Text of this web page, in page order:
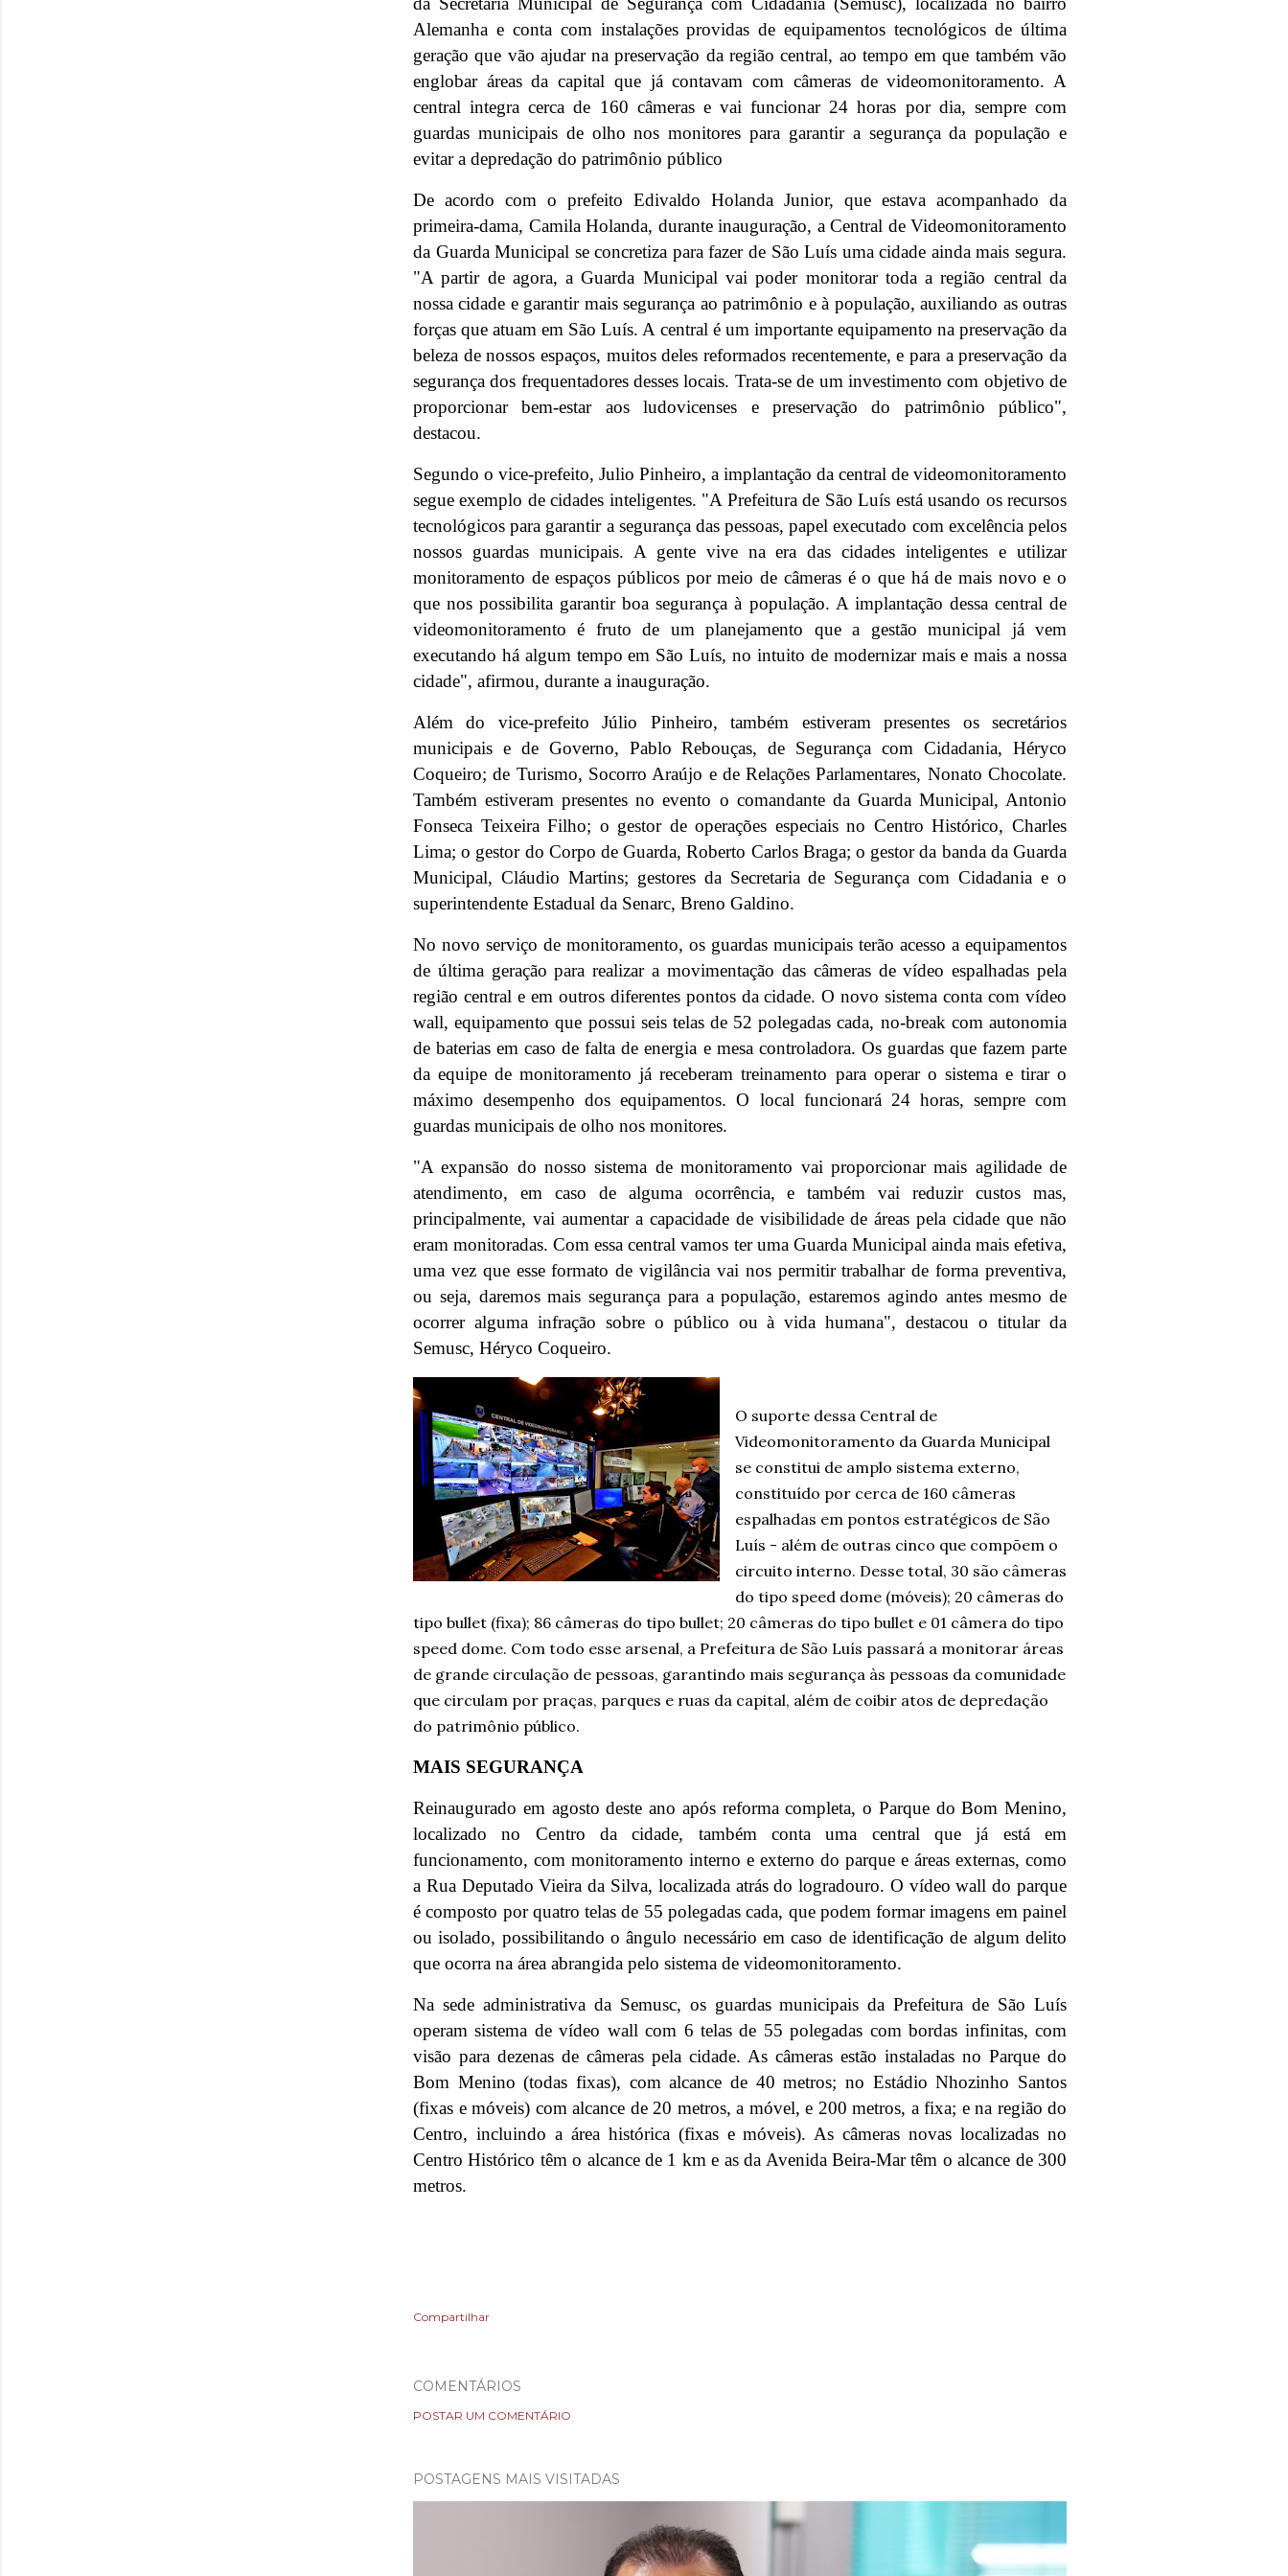
Alemanha e conta com instalações providas de equipamentos tecnológicos de última
geração que vão ajudar na preservação da região central, ao tempo em que também vão
englobar áreas da capital que já contavam com câmeras de videomonitoramento. A
central integra cerca de 160 câmeras e vai funcionar 24 horas por dia, sempre com
guardas municipais de olho nos monitores para garantir a segurança da população e
evitar a depredação do patrimônio público
De acordo com o prefeito Edivaldo Holanda Junior, que estava acompanhado da
primeira-dama, Camila Holanda, durante inauguração, a Central de Videomonitoramento
da Guarda Municipal se concretiza para fazer de São Luís uma cidade ainda mais segura.
"A partir de agora, a Guarda Municipal vai poder monitorar toda a região central da
nossa cidade e garantir mais segurança ao patrimônio e à população, auxiliando as outras
forças que atuam em São Luís. A central é um importante equipamento na preservação da
beleza de nossos espaços, muitos deles reformados recentemente, e para a preservação da
segurança dos frequentadores desses locais. Trata-se de um investimento com objetivo de
proporcionar bem-estar aos ludovicenses e preservação do patrimônio público",
destacou.
Segundo o vice-prefeito, Julio Pinheiro, a implantação da central de videomonitoramento
segue exemplo de cidades inteligentes. "A Prefeitura de São Luís está usando os recursos
tecnológicos para garantir a segurança das pessoas, papel executado com excelência pelos
nossos guardas municipais. A gente vive na era das cidades inteligentes e utilizar
monitoramento de espaços públicos por meio de câmeras é o que há de mais novo e o
que nos possibilita garantir boa segurança à população. A implantação dessa central de
videomonitoramento é fruto de um planejamento que a gestão municipal já vem
executando há algum tempo em São Luís, no intuito de modernizar mais e mais a nossa
cidade", afirmou, durante a inauguração.
Além do vice-prefeito Júlio Pinheiro, também estiveram presentes os secretários
municipais e de Governo, Pablo Rebouças, de Segurança com Cidadania, Héryco
Coqueiro; de Turismo, Socorro Araújo e de Relações Parlamentares, Nonato Chocolate.
Também estiveram presentes no evento o comandante da Guarda Municipal, Antonio
Fonseca Teixeira Filho; o gestor de operações especiais no Centro Histórico, Charles
Lima; o gestor do Corpo de Guarda, Roberto Carlos Braga; o gestor da banda da Guarda
Municipal, Cláudio Martins; gestores da Secretaria de Segurança com Cidadania e o
superintendente Estadual da Senarc, Breno Galdino.
No novo serviço de monitoramento, os guardas municipais terão acesso a equipamentos
de última geração para realizar a movimentação das câmeras de vídeo espalhadas pela
região central e em outros diferentes pontos da cidade. O novo sistema conta com vídeo
wall, equipamento que possui seis telas de 52 polegadas cada, no-break com autonomia
de baterias em caso de falta de energia e mesa controladora. Os guardas que fazem parte
da equipe de monitoramento já receberam treinamento para operar o sistema e tirar o
máximo desempenho dos equipamentos. O local funcionará 24 horas, sempre com
guardas municipais de olho nos monitores.
"A expansão do nosso sistema de monitoramento vai proporcionar mais agilidade de
atendimento, em caso de alguma ocorrência, e também vai reduzir custos mas,
principalmente, vai aumentar a capacidade de visibilidade de áreas pela cidade que não
eram monitoradas. Com essa central vamos ter uma Guarda Municipal ainda mais efetiva,
uma vez que esse formato de vigilância vai nos permitir trabalhar de forma preventiva,
ou seja, daremos mais segurança para a população, estaremos agindo antes mesmo de
ocorrer alguma infração sobre o público ou à vida humana", destacou o titular da
Semusc, Héryco Coqueiro.
O suporte dessa Central de
Videomonitoramento da Guarda Municipal
se constitui de amplo sistema externo,
constituído por cerca de 160 câmeras
espalhadas em pontos estratégicos de São
Luís - além de outras cinco que compõem o
circuito interno. Desse total, 30 são câmeras
do tipo speed dome (móveis); 20 câmeras do
tipo bullet (fixa); 86 câmeras do tipo bullet; 20 câmeras do tipo bullet e 01 câmera do tipo
speed dome. Com todo esse arsenal, a Prefeitura de São Luís passará a monitorar áreas
de grande circulação de pessoas, garantindo mais segurança às pessoas da comunidade
que circulam por praças, parques e ruas da capital, além de coibir atos de depredação
do patrimônio público.
MAIS SEGURANÇA
Reinaugurado em agosto deste ano após reforma completa, o Parque do Bom Menino,
localizado no Centro da cidade, também conta uma central que já está em
funcionamento, com monitoramento interno e externo do parque e áreas externas, como
a Rua Deputado Vieira da Silva, localizada atrás do logradouro. O vídeo wall do parque
é composto por quatro telas de 55 polegadas cada, que podem formar imagens em painel
ou isolado, possibilitando o ângulo necessário em caso de identificação de algum delito
que ocorra na área abrangida pelo sistema de videomonitoramento.
Na sede administrativa da Semusc, os guardas municipais da Prefeitura de São Luís
operam sistema de vídeo wall com 6 telas de 55 polegadas com bordas infinitas, com
visão para dezenas de câmeras pela cidade. As câmeras estão instaladas no Parque do
Bom Menino (todas fixas), com alcance de 40 metros; no Estádio Nhozinho Santos
(fixas e móveis) com alcance de 20 metros, a móvel, e 200 metros, a fixa; e na região do
Centro, incluindo a área histórica (fixas e móveis). As câmeras novas localizadas no
Centro Histórico têm o alcance de 1 km e as da Avenida Beira-Mar têm o alcance de 300
metros.
Compartilhar
COMENTÁRIOS
POSTAR UM COMENTÁRIO
POSTAGENS MAIS VISITADAS